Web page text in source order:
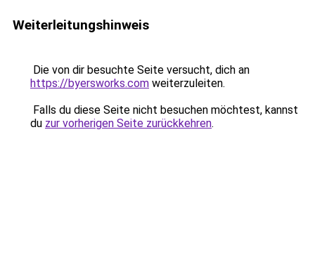
Weiterleitungshinweis
Die von dir besuchte Seite versucht, dich an
https://byersworks.com weiterzuleiten.
Falls du diese Seite nicht besuchen möchtest, kannst
du zur vorherigen Seite zurückkehren.